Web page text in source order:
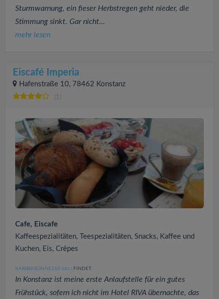
Sturmwarnung, ein fieser Herbstregen geht nieder, die
Stimmung sinkt. Gar nicht...
mehr lesen
Eiscafé Imperia
Hafenstraße 10, 78462 Konstanz
(1)
Cafe, Eiscafe
Kaffeespezialitäten, Teespezialitäten, Snacks, Kaffee und
Kuchen, Eis, Crêpes
KARIBIKSONNE210 (282 ) FINDET:
In Konstanz ist meine erste Anlaufstelle für ein gutes
Frühstück, sofern ich nicht im Hotel RIVA übernachte, das